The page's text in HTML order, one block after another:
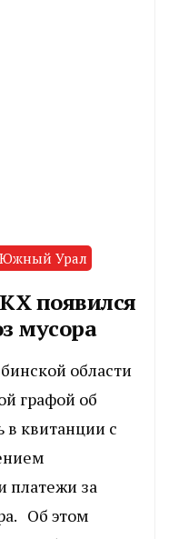
Южный Урал
появился
мусора
области
графой об
в квитанции с
платежи за
Об этом